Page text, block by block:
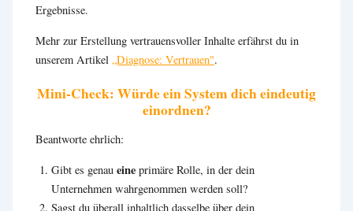
Ergebnisse.
Mehr zur Erstellung vertrauensvoller Inhalte erfährst du in
unserem Artikel„Diagnose: Vertrauen".
Mini-Check: Würde ein System dich eindeutig
einordnen?
Beantworte ehrlich:
Gibt es genaueine primäre Rolle, in der dein
Unternehmen wahrgenommen werden soll?
Sagst du überall inhaltlich dasselbe über dein